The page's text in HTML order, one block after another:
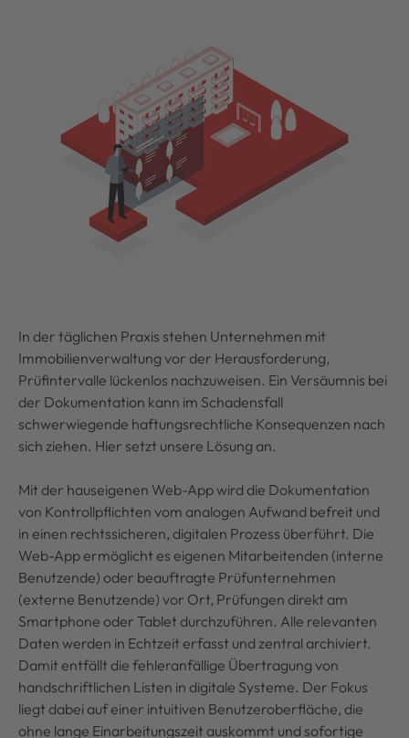
In der täglichen Praxis stehen Unternehmen mit
Immobilienverwaltung vor der Herausforderung,
Prüfintervalle lückenlos nachzuweisen. Ein Versäumnis bei
der Dokumentation kann im Schadensfall
schwerwiegende haftungsrechtliche Konsequenzen nach
sich ziehen. Hier setzt unsere Lösung an.
Mit der hauseigenen Web-App wird die Dokumentation
von Kontrollpflichten vom analogen Aufwand befreit und
in einen rechtssicheren, digitalen Prozess überführt. Die
Web-App ermöglicht es eigenen Mitarbeitenden (interne
Benutzende) oder beauftragte Prüfunternehmen
(externe Benutzende) vor Ort, Prüfungen direkt am
Smartphone oder Tablet durchzuführen. Alle relevanten
Daten werden in Echtzeit erfasst und zentral archiviert.
Damit entfällt die fehleranfällige Übertragung von
handschriftlichen Listen in digitale Systeme. Der Fokus
liegt dabei auf einer intuitiven Benutzeroberfläche, die
ohne lange Einarbeitungszeit auskommt und sofortige